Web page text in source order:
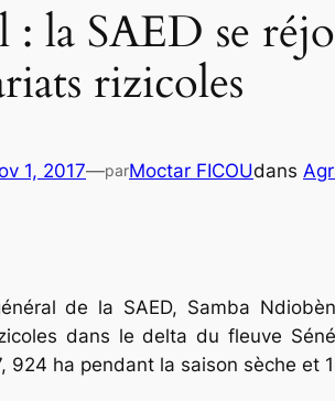
: la SAED se
rizicoles
1, 2017—parMoctar FICOUdans
de la SAED, Samba
dans le delta du fleuve
924 ha pendant la saison sèche et